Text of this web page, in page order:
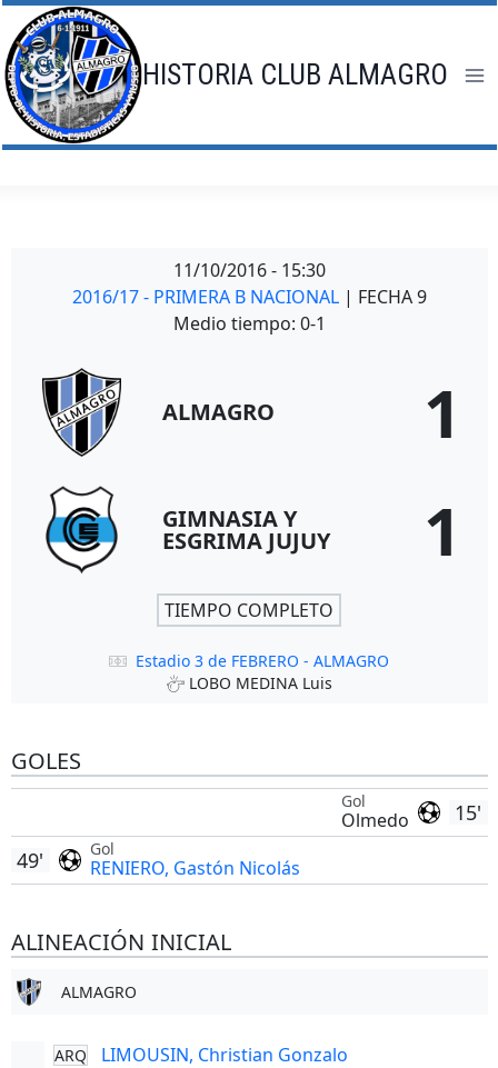
Saltar
al
contenido
HISTORIA CLUB ALMAGRO
11/10/2016 - 15:30
2016/17 - PRIMERA B NACIONAL | FECHA 9
Medio tiempo: 0-1
ALMAGRO 1
GIMNASIA Y
ESGRIMA JUJUY 1
TIEMPO COMPLETO
Estadio 3 de FEBRERO - ALMAGRO
LOBO MEDINA Luis
GOLES
15'
Gol
Olmedo
Gol
RENIERO, Gastón Nicolás
49'
ALINEACIÓN INICIAL
ALMAGRO
ARQ LIMOUSIN, Christian Gonzalo